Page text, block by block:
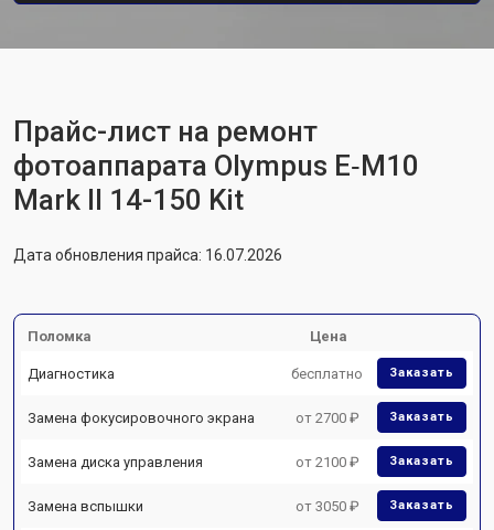
Прайс-лист на ремонт
фотоаппарата Olympus E‑M10
Mark II 14-150 Kit
Дата обновления прайса: 16.07.2026
Поломка Цена
Диагностика бесплатно Заказать
Замена фокусировочного экрана от 2700 ₽ Заказать
Замена диска управления от 2100 ₽ Заказать
Замена вспышки от 3050 ₽ Заказать